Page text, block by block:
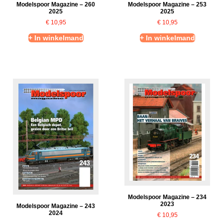
Modelspoor Magazine – 260
2025
€10,95
+ In winkelmand
Modelspoor Magazine – 253
2025
€10,95
+ In winkelmand
Modelspoor Magazine – 243
2024
Modelspoor Magazine – 234
2023
€10,95